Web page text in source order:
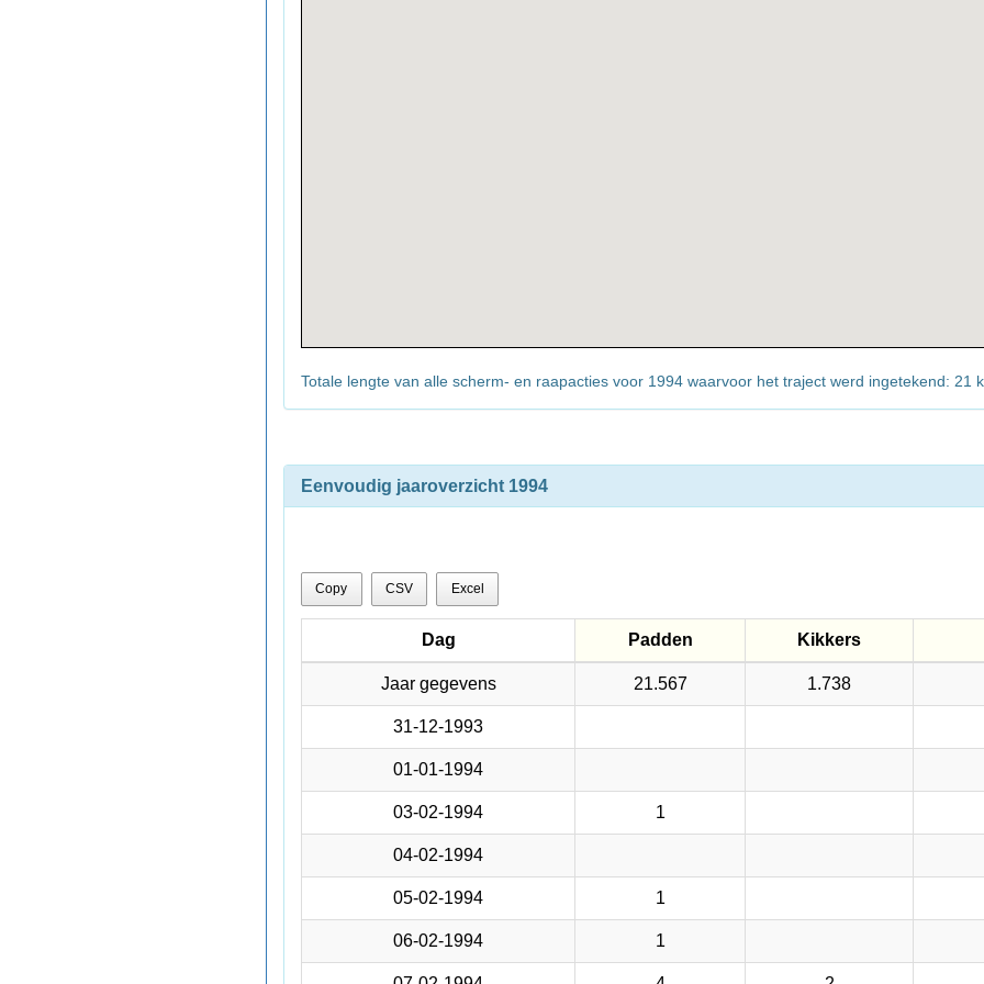
Totale lengte van alle scherm- en raapacties voor 1994 waarvoor het traject werd ingetekend: 21
Eenvoudig jaaroverzicht 1994
Copy CSV Excel
Dag Padden
Kikkers
Padden Kikkers
Jaar gegevens 21.567 1.738
31-12-1993
01-01-1994
03-02-1994 1
04-02-1994
05-02-1994 1
06-02-1994 1
Dag
Jaar gegevens
31-12-1993
01-01-1994
03-02-1994
04-02-1994
05-02-1994
06-02-1994